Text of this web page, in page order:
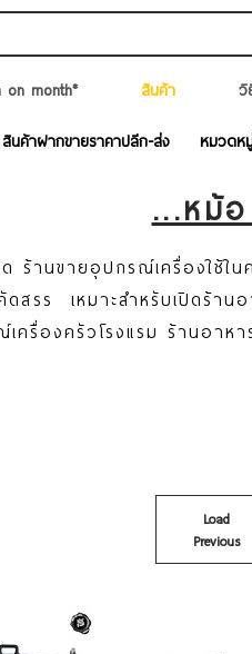
on month* สินค้า วิ
สินค้าฝากขายราคาปลีก-ส่ง หมวดห
...หม้
ร้านขายอุปกรณ์เครื่องใช้
สรร เหมาะสำหรับเปิดร้า
ครื่องครัวโรงแรม ร้านอา
Load
Previous